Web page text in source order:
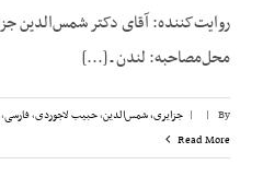
محل‌مصاحبه: لندن ـ [...]
By
|
| جزایری، شمس‌الدین,حبیب لاجوردی,فارسی,
Read More